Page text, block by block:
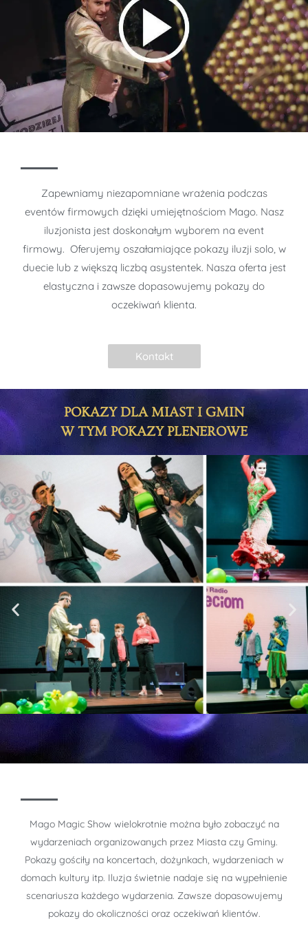
Zapewniamy niezapomniane wrażenia podczas
eventów firmowych dzięki umiejętnościom Mago. Nasz
iluzjonista jest doskonałym wyborem na event
firmowy. Oferujemy oszałamiające pokazy iluzji solo, w
duecie lub z większą liczbą asystentek. Nasza oferta jest
elastyczna i zawsze dopasowujemy pokazy do
oczekiwań klienta.
Kontakt
POKAZY DLA MIAST I GMIN
W TYM POKAZY PLENEROWE
Mago Magic Show wielokrotnie można było zobaczyć na
wydarzeniach organizowanych przez Miasta czy Gminy.
Pokazy gościły na koncertach, dożynkach, wydarzeniach w
domach kultury itp. Iluzja świetnie nadaje się na wypełnienie
scenariusza każdego wydarzenia. Zawsze dopasowujemy
pokazy do okoliczności oraz oczekiwań klientów.